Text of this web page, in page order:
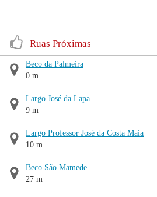
Ruas Próximas
Beco da Palmeira
0 m
Largo José da Lapa
9 m
Largo Professor José da Costa Maia
10 m
Beco São Mamede
27 m